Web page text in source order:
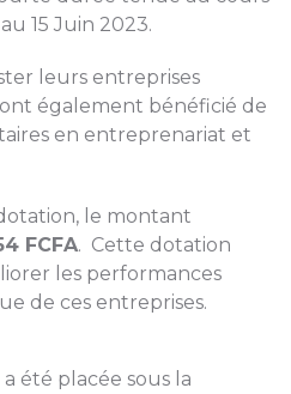
15 Juin 2023.
leurs entreprises
également bénéficié de
en entreprenariat et
le montant
FCFA. Cette dotation
les performances
de ces entreprises.
été placée sous la